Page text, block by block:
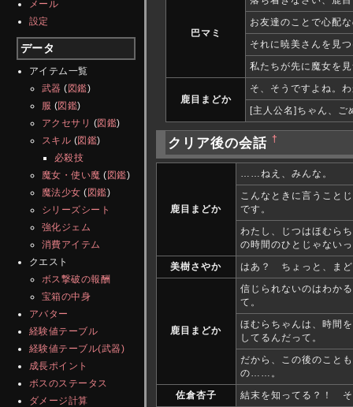
メール
設定
データ
アイテム一覧
武器 (図鑑)
服 (図鑑)
アクセサリ (図鑑)
スキル (図鑑)
必殺技
魔女・使い魔 (図鑑)
魔法少女 (図鑑)
シリーズシート
強化ジェム
消費アイテム
クエスト
ボス撃破の報酬
宝箱の中身
アバター
経験値テーブル
経験値テーブル(武器)
成長ポイント
ボスのステータス
ダメージ計算
巴マミ
お友達のことで心配
それに暁美さんを見
私たちが先に魔女を
鹿目まどか
そ、そうですよね。
[主人公名]ちゃん、ご
クリア後の会話 †
鹿目まどか
……ねえ、みんな。
こんなときに言うこと
です。
わたし、じつはほむら
の時間のひとじゃない
美樹さやか
はあ？ ちょっと、まど
鹿目まどか
信じられないのはわか
て。
ほむらちゃんは、時間
してるんだって。
だから、この後のこと
の……。
佐倉杏子
結末を知ってる？！ そ